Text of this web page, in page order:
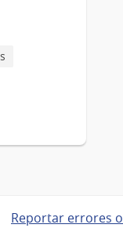
Reportar errores